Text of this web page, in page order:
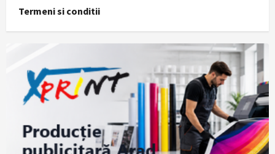
Termeni si conditii